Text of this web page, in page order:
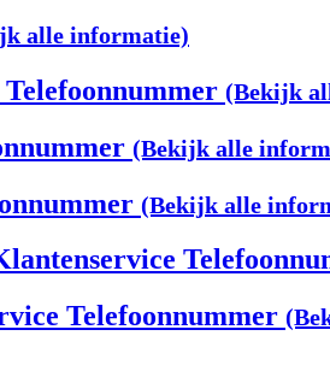
alle informatie)
(Bekijk
(Bekijk alle
(Bekijk alle
Telefoonnummer